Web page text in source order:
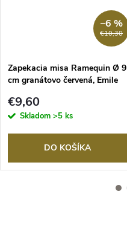
€10,30
–6 %
Zapekacia misa Ramequin Ø 9
cm granátovo červená, Emile
€9,60
Skladom >5 ks
DO KOŠÍKA